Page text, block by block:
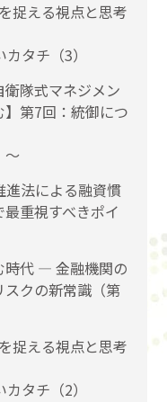
捉える視点と思考
タチ（3）
衛隊式マネジメン
】第7回：統御につ
〜
進法による融資慣
重視すべきポイ
時代 ― 金融機関の
クの新常識（第
捉える視点と思考
タチ（2）